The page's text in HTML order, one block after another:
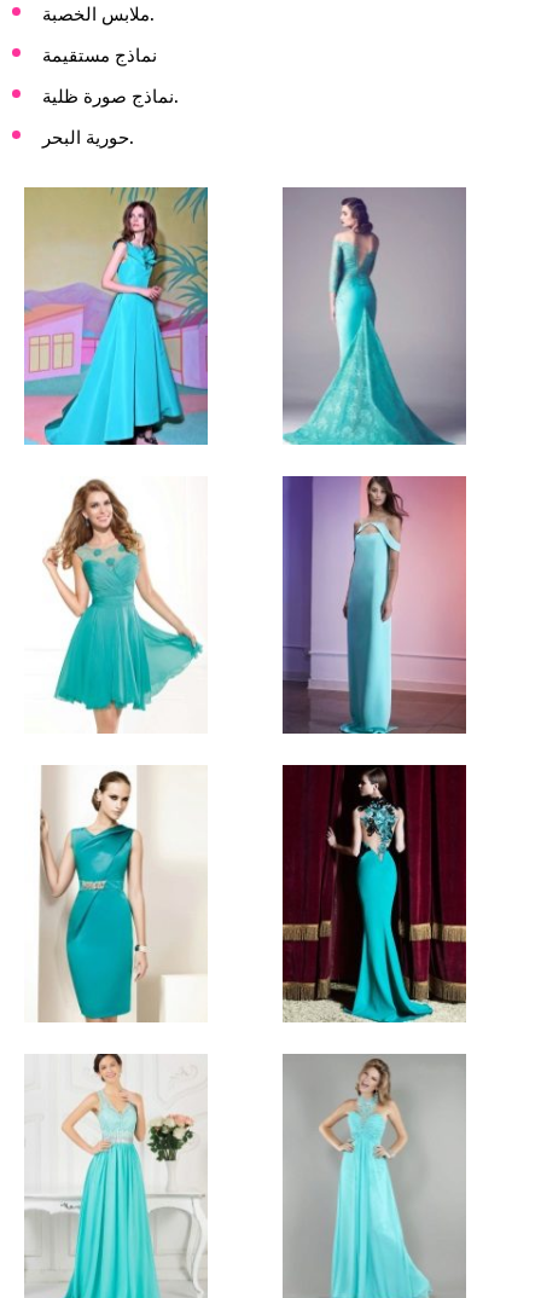
ملابس الخصبة.
نماذج مستقيمة
نماذج صورة ظلية.
حورية البحر.